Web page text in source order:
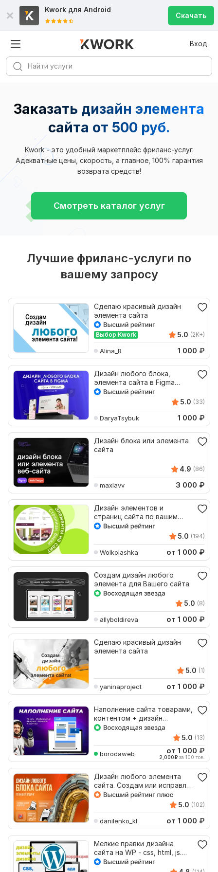
Kwork для Android
Скачать
Вход
Заказать дизайн элемента
сайта от 500 руб.
Kwork - это удобный маркетплейс фриланс-услуг.
Адекватные цены, скорость, а главное, 100% гарантия
возврата средств!
Смотреть каталог услуг
Лучшие фриланс-услуги по
вашему запросу
Сделаю красивый дизайн
элемента сайта
Выбор Kwork 5.0 (2K+)
Alina_R 1 000 ₽
Дизайн любого блока,
элемента сайта в Figma
+адаптив
5.0 (33)
DaryaTsybuk 1 000 ₽
Дизайн блока или элемента
сайта
4.9 (86)
maxlavv 3 000 ₽
Дизайн элементов и
страниц сайта по вашим
запросам
5.0 (194)
Wolkolashka от 1 000 ₽
Создам дизайн любого
элемента для Вашего сайта
5.0 (8)
allyboldireva от 1 000 ₽
Сделаю красивый дизайн
элемента сайта
5.0 (1)
yaninaproject от 1 000 ₽
Наполнение сайта товарами,
контентом + дизайн
элементов сайта
5.0 (13)
borodaweb от 1 000 ₽
2,000₽ за 100 тов.
Дизайн любого элемента
сайта. Создам или исправлю
любой элемент сайта
5.0 (102)
danilenko_kl от 1 000 ₽
Мелкие правки дизайна
сайта на WP - css, html, js.
Коррекция элементов